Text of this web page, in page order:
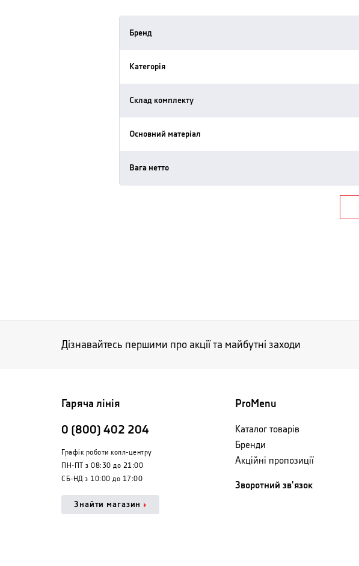
Бренд
Категорія
Склад комплекту
Основний матеріал
Вага нетто
Дізнавайтесь першими про акції та майбутні заходи
Гаряча лінія
0 (800) 402 204
Графік роботи колл-центру
ПН-ПТ з 08:30 до 21:00
СБ-НД з 10:00 до 17:00
Знайти магазин
ProMenu
Каталог товарів
Бренди
Акційні пропозиції
Зворотний зв'язок